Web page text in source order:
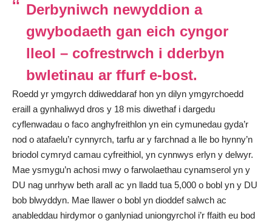
Derbyniwch newyddion a
gwybodaeth gan eich cyngor
lleol – cofrestrwch i dderbyn
bwletinau ar ffurf e-bost.
Roedd yr ymgyrch ddiweddaraf hon yn dilyn ymgyrchoedd
eraill a gynhaliwyd dros y 18 mis diwethaf i dargedu
cyflenwadau o faco anghyfreithlon yn ein cymunedau gyda’r
nod o atafaelu’r cynnyrch, tarfu ar y farchnad a lle bo hynny’n
briodol cymryd camau cyfreithiol, yn cynnwys erlyn y delwyr.
Mae ysmygu’n achosi mwy o farwolaethau cynamserol yn y
DU nag unrhyw beth arall ac yn lladd tua 5,000 o bobl yn y DU
bob blwyddyn. Mae llawer o bobl yn dioddef salwch ac
anableddau hirdymor o ganlyniad uniongyrchol i’r ffaith eu bod